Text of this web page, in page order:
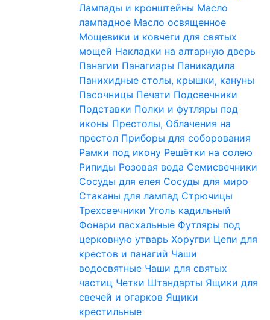
Лампады и кронштейны Масло
лампадное Масло освященное
Мощевики и ковчеги для святых
мощей Накладки на алтарную дверь
Панагии Панагиары Паникадила
Панихидные столы, крышки, кануны
Пасочницы Печати Подсвечники
Подставки Полки и футляры под
иконы Престолы, Облачения на
престол Приборы для соборования
Рамки под икону Решётки на солею
Рипиды Розовая вода Семисвечники
Сосуды для елея Сосуды для миро
Стаканы для лампад Стрючицы
Трехсвечники Уголь кадильный
Фонари пасхальные Футляры под
церковную утварь Хоругви Цепи для
крестов и панагий Чаши
водосвятные Чаши для святых
частиц Четки Штандарты Ящики для
свечей и огарков Ящики
крестильные